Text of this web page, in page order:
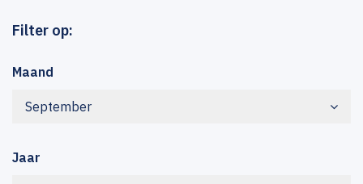
Filter op:
Maand
September
Jaar